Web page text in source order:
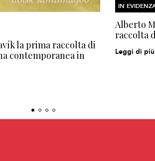
la prima raccolta di
contemporanea in
IN
Alberto
raccolta
Leggi di più